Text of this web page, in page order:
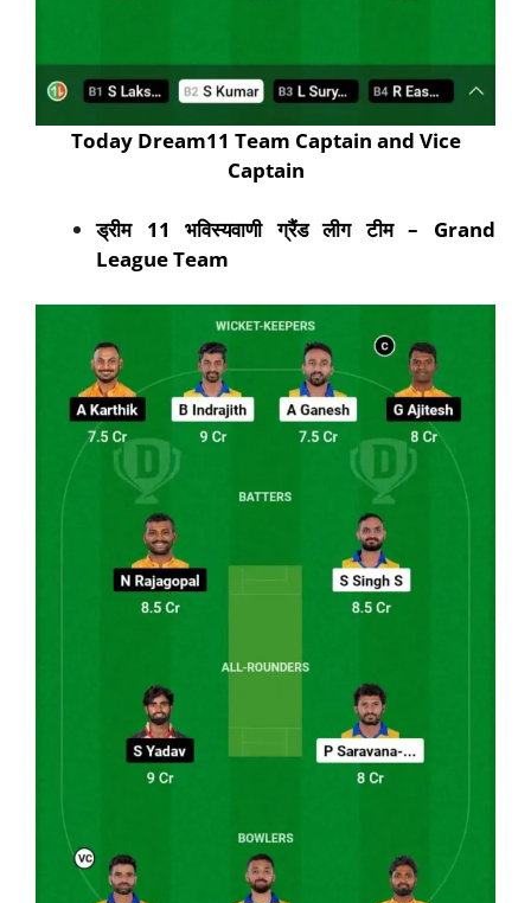
Today Dream11 Team Captain and Vice
Captain
ड्रीम 11 भविस्यवाणी ग्रैंड लीग टीम– Grand
League Team